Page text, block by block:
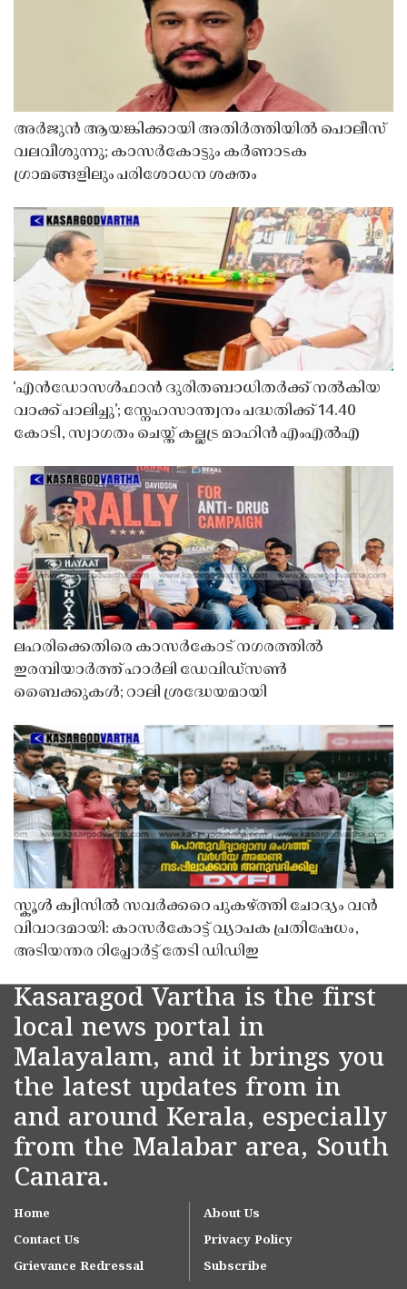
അർജുൻ ആയങ്കിക്കായി അതിർത്തിയിൽ പൊലീസ്
വലവീശുന്നു; കാസർകോട്ടും കർണാടക
ഗ്രാമങ്ങളിലും പരിശോധന ശക്തം
‘എൻഡോസൾഫാൻ ദുരിതബാധിതർക്ക് നൽകിയ
വാക്ക് പാലിച്ചു’; സ്നേഹസാന്ത്വനം പദ്ധതിക്ക് 14.40
കോടി, സ്വാഗതം ചെയ്ത് കല്ലട്ര മാഹിൻ എംഎൽഎ
ലഹരിക്കെതിരെ കാസർകോട് നഗരത്തിൽ
ഇരമ്പിയാർത്ത് ഹാർലി ഡേവിഡ്‌സൺ
ബൈക്കുകൾ; റാലി ശ്രദ്ധേയമായി
സ്കൂൾ ക്വിസിൽ സവർക്കറെ പുകഴ്ത്തി ചോദ്യം വൻ
വിവാദമായി: കാസർകോട്ട് വ്യാപക പ്രതിഷേധം,
അടിയന്തര റിപ്പോർട്ട് തേടി ഡിഡിഇ
Kasaragod Vartha is the first
local news portal in
Malayalam, and it brings you
the latest updates from in
and around Kerala, especially
from the Malabar area, South
Canara.
Home
About Us
Contact Us
Privacy Policy
Grievance Redressal
Subscribe